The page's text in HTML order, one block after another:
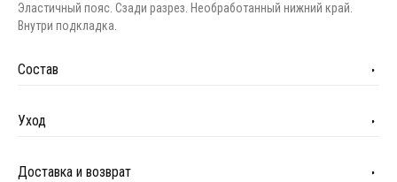
Эластичный пояс. Сзади разрез. Необработанный нижний край.
Внутри подкладка.
Состав
Уход
Доставка и возврат